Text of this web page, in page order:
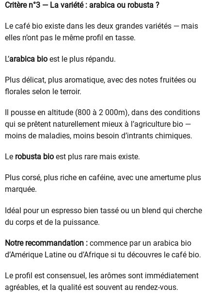
Critère n°3 — La variété : arabica ou robusta ?
Le café bio existe dans les deux grandes variétés — mais
elles n’ont pas le même profil en tasse.
L’arabica bio est le plus répandu.
Plus délicat, plus aromatique, avec des notes fruitées ou
florales selon le terroir.
Il pousse en altitude (800 à 2 000m), dans des conditions
qui se prêtent naturellement mieux à l’agriculture bio —
moins de maladies, moins besoin d’intrants chimiques.
Le robusta bio est plus rare mais existe.
Plus corsé, plus riche en caféine, avec une amertume plus
marquée.
Idéal pour un espresso bien tassé ou un blend qui cherche
du corps et de la puissance.
Notre recommandation : commence par un arabica bio
d’Amérique Latine ou d’Afrique si tu découvres le café bio.
Le profil est consensuel, les arômes sont immédiatement
agréables, et la qualité est souvent au rendez-vous.